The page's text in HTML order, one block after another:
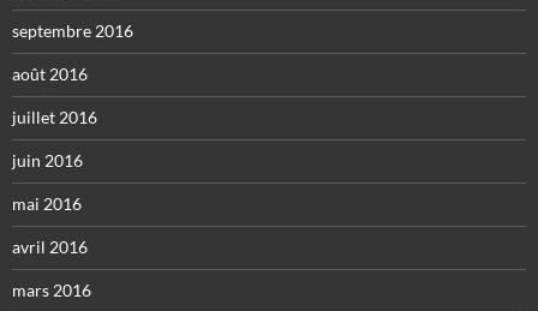
septembre 2016
août 2016
juillet 2016
juin 2016
mai 2016
avril 2016
mars 2016